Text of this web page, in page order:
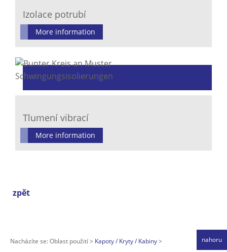
Izolace potrubí
More information
Tlumení vibrací
More information
zpět
Nacházíte se:Oblast použití Kapoty / Kryty / Kabiny nahoru